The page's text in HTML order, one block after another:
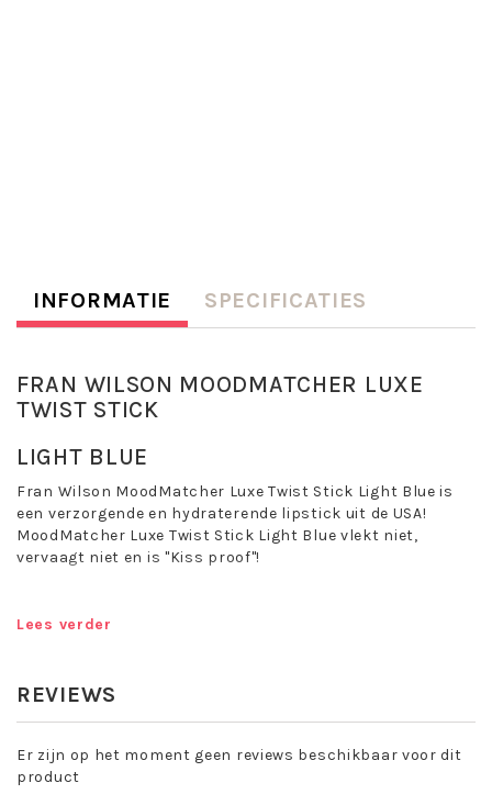
INFORMATIE SPECIFICATIES
FRAN WILSON MOODMATCHER LUXE
TWIST STICK
LIGHT BLUE
Fran Wilson MoodMatcher Luxe Twist Stick Light Blue is
een verzorgende en hydraterende lipstick uit de USA!
MoodMatcher Luxe Twist Stick Light Blue vlekt niet,
vervaagt niet en is "Kiss proof"!
MoodMatcher Luxe Twist Stick Light Blue bevat Aloe
Vera en Vitamine E.
De kleur past zich aan aan de temperatuur van de
lippen.
Lees verder
REVIEWS
Er zijn op het moment geen reviews beschikbaar voor dit
product